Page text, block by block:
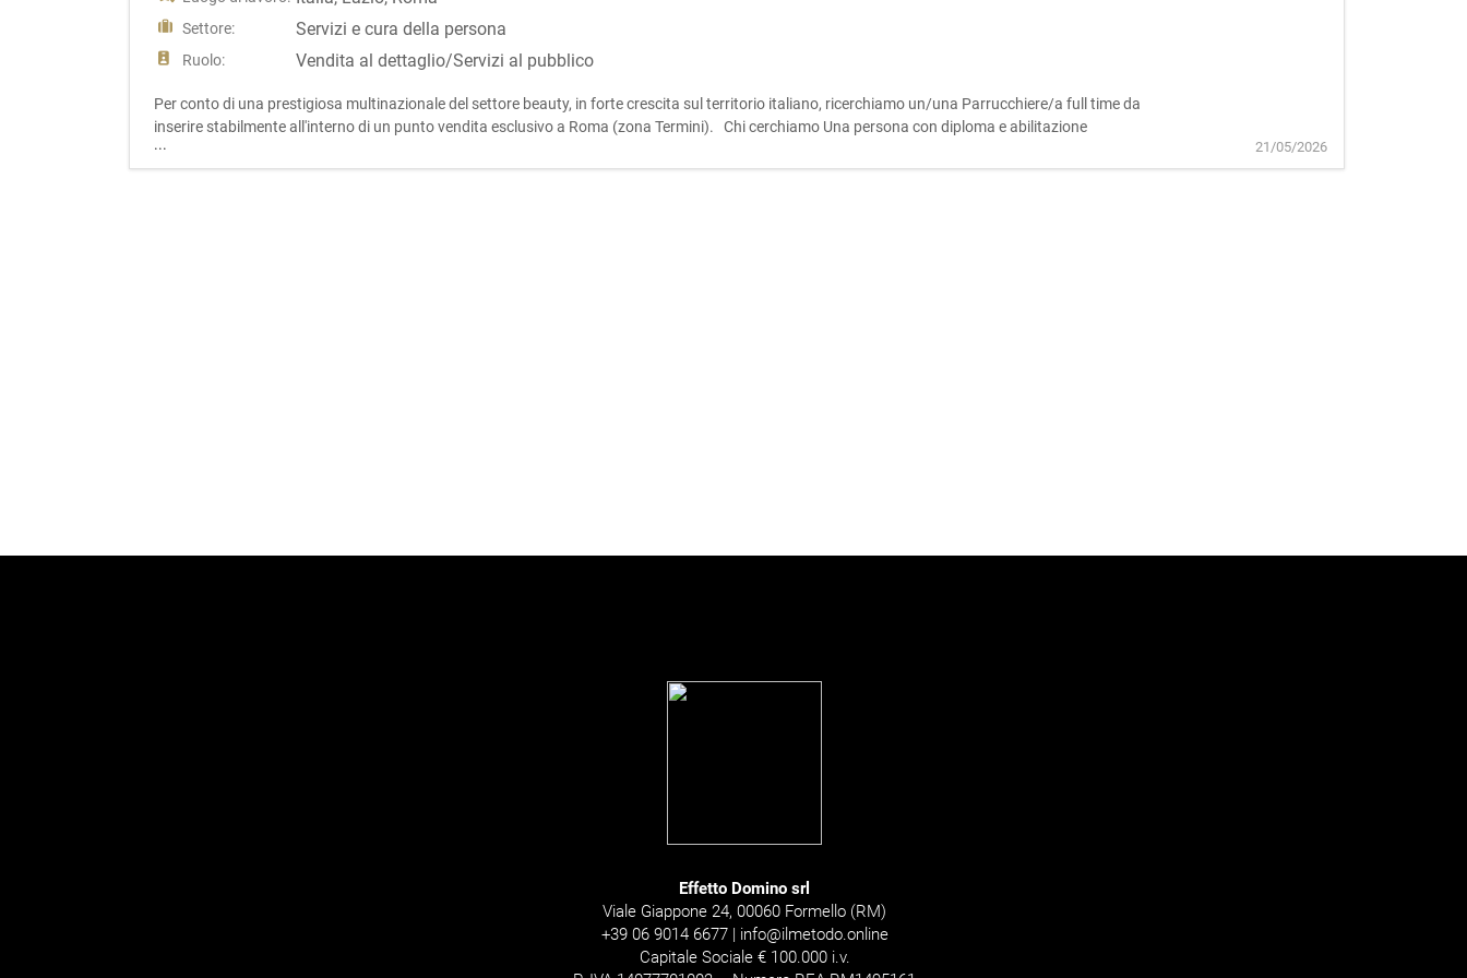
Settore: Servizi e cura della persona
Ruolo: Vendita al dettaglio/Servizi al pubblico
Per conto di una prestigiosa multinazionale del settore beauty, in forte crescita sul territorio italiano, ricerchiamo un/una Parrucchiere/a full time da
inserire stabilmente all'interno di un punto vendita esclusivo a Roma (zona Termini). Chi cerchiamo Una persona con diploma e abilitazione
professionale, appassionata del mondo hairstyling e
... 21/05/2026
Effetto Domino srl
Viale Giappone 24, 00060 Formello (RM)
+39 06 9014 6677 | info@ilmetodo.online
Capitale Sociale € 100.000 i.v.